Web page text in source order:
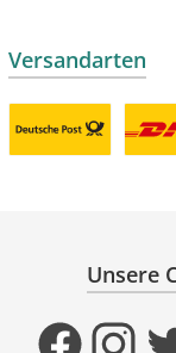
Versandarten
Unsere